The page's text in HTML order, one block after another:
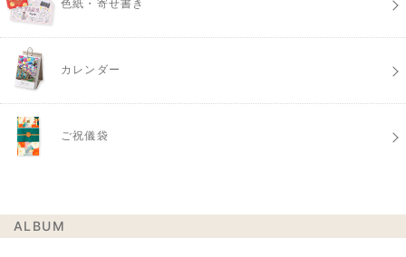
色紙・寄せ書き
カレンダー
ご祝儀袋
ALBUM